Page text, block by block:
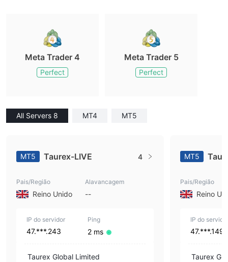
Meta Trader 4
Perfect
Meta Trader 5
Perfect
All Servers 8 MT4 MT5
MT5 Taurex-LIVE 4
Pais/Região
Reino Unido
Alavancagem
--
IP do servidor
47.***.243
Ping
2 ms
Taurex Global Limited
MT5
Pais/Região
Reino
IP do
47.***.149
Taurex